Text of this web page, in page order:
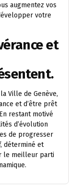
augmentez vos
votre
et
Ville de Genève,
et d’être prêt
restant motivé
d’évolution
de progresser
déterminé et
le meilleur parti